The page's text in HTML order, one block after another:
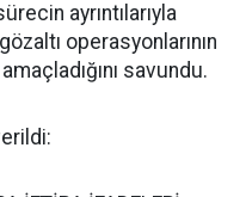
ayrıntılarıyla
operasyonlarının
savundu.